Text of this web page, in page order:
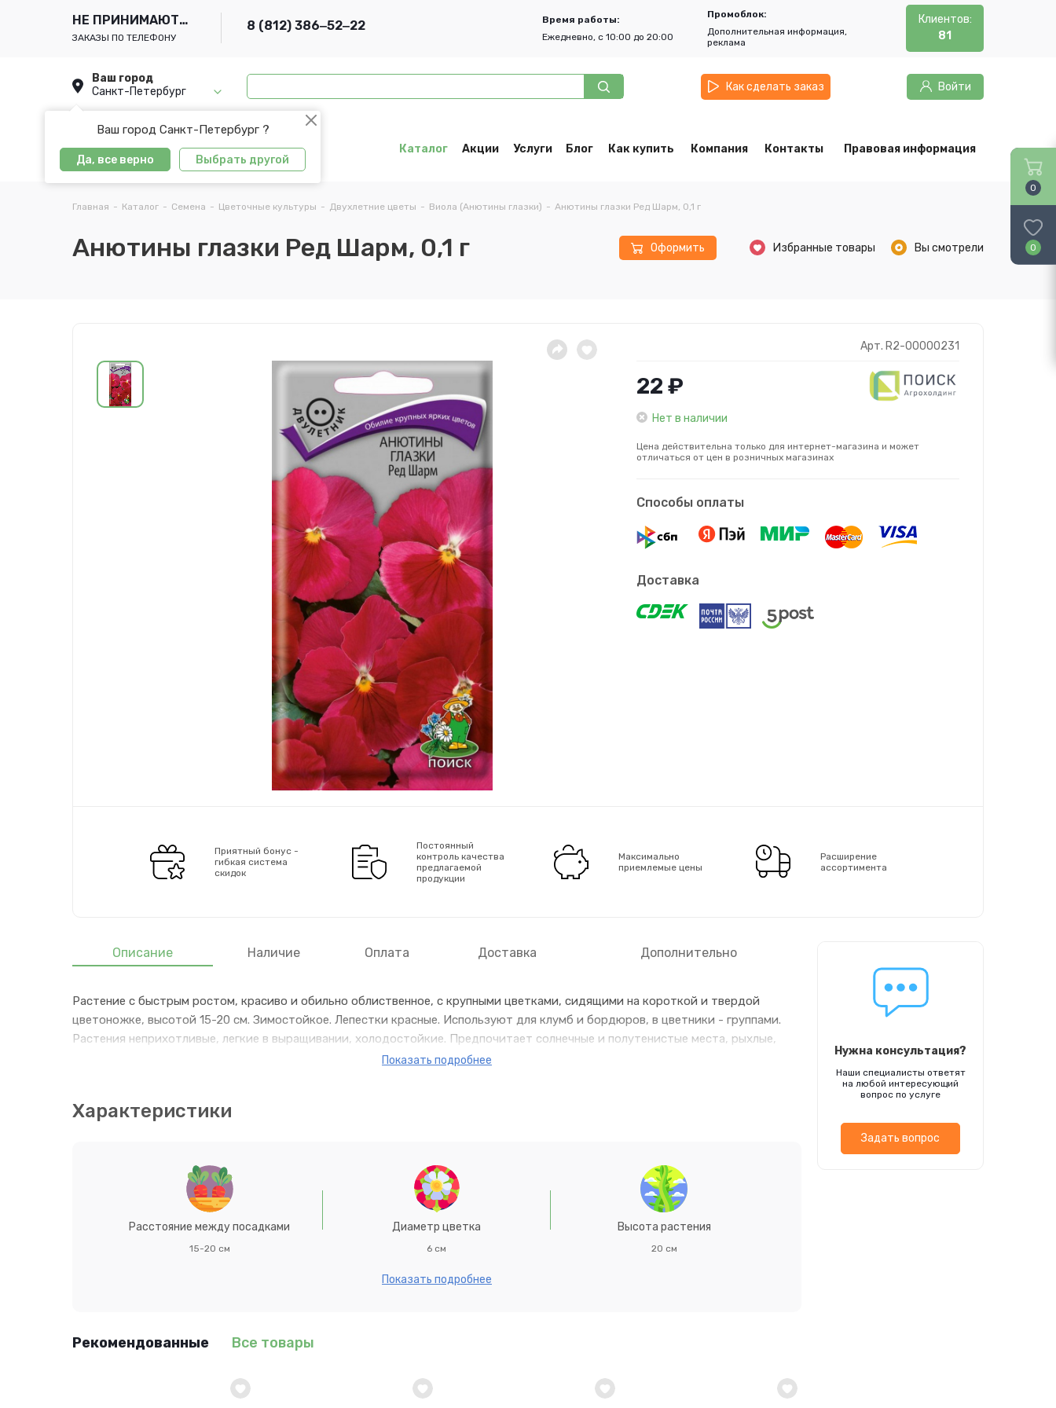
НЕ ПРИНИМАЮТСЯ
ЗАКАЗЫ ПО ТЕЛЕФОНУ
8 (812) 386‒52‒22
Время работы:
Ежедневно, с 10:00 до 20:00
Промоблок:
Дополнительная информация,
реклама
Клиентов:
81
Ваш город
Санкт-Петербург
Ваш город Санкт-Петербург ?
Да, все верно Выбрать другой
Как сделать заказ Войти
Каталог Акции Услуги Блог Как купить Компания Контакты Правовая информация
Главная - Каталог - Семена - Цветочные культуры - Двухлетние цветы - Виола (Анютины глазки) - Анютины глазки Ред Шарм, 0,1 г
Анютины глазки Ред Шарм, 0,1 г Оформить Избранные товары Вы смотрели
Арт. R2-00000231
22 ₽
Нет в наличии
Цена действительна только для интернет-магазина и может
отличаться от цен в розничных магазинах
Способы оплаты
Доставка
Приятный бонус -
гибкая система
скидок
Постоянный
контроль качества
предлагаемой
продукции
Максимально
приемлемые цены
Расширение
ассортимента
Описание Наличие Оплата Доставка Дополнительно
Растение с быстрым ростом, красиво и обильно облиственное, с крупными цветками, сидящими на короткой и твердой
цветоножке, высотой 15-20 см. Зимостойкое. Лепестки красные. Используют для клумб и бордюров, в цветники - группами.
Растения неприхотливые, легкие в выращивании, холодостойкие. Предпочитает солнечные и полутенистые места, рыхлые,
плодородные почвы. Размножают посевом семян в июне на разводочные гряды. Семена слегка присыпают землей. При
Показать подробнее
Характеристики
Расстояние между посадками
15-20 см
Диаметр цветка
6 см
Высота растения
20 см
Показать подробнее
Рекомендованные Все товары
Нужна консультация?
Наши специалисты ответят
на любой интересующий
вопрос по услуге
Задать вопрос
0
0